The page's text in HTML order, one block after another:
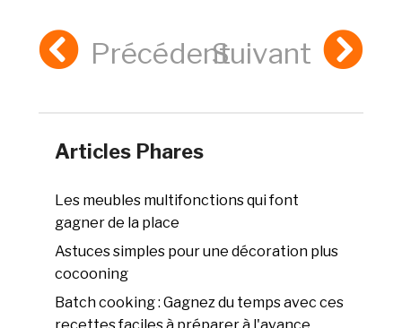
PrécédentSuivant
Articles Phares
Les meubles multifonctions qui font
gagner de la place
Astuces simples pour une décoration plus
cocooning
Batch cooking : Gagnez du temps avec ces